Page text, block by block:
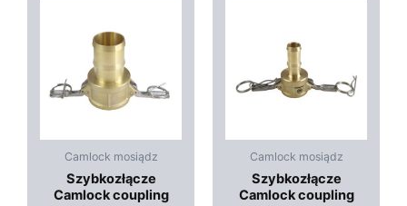
Camlock mosiądz
Szybkozłącze
Camlock coupling
Camlock mosiądz
Szybkozłącze
Camlock coupling